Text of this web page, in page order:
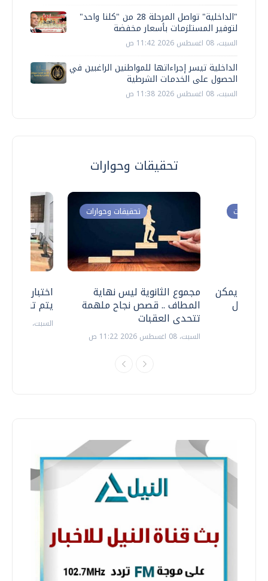
"الداخلية" تواصل المرحلة 28 من "كلنا واحد"
لتوفير المستلزمات بأسعار مخفضة
السبت، 08 اغسطس 2026 11:42 ص
الداخلية تيسر إجراءاتها للمواطنين الراغبين في
الحصول على الخدمات الشرطية
السبت، 08 اغسطس 2026 11:38 ص
تحقيقات وحوارات
اختبارات
يتم
السبت، 18 يوليو 2026 09:22 ص
تحقيقات وحوارات
مجموع الثانوية ليس نهاية
المطاف .. قصص نجاح ملهمة
تتحدى العقبات
السبت، 08 اغسطس 2026 11:22 ص
وحوارات
.. هل يمكن
نتعامل